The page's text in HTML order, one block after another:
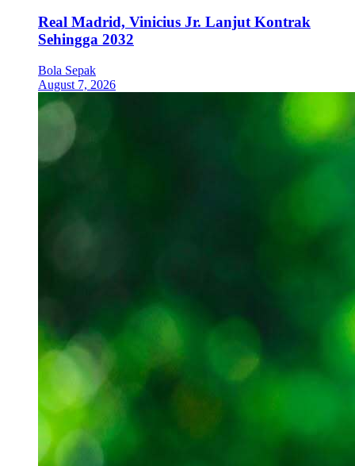
Real Madrid, Vinicius Jr. Lanjut Kontrak
Sehingga 2032
Bola Sepak
August 7, 2026